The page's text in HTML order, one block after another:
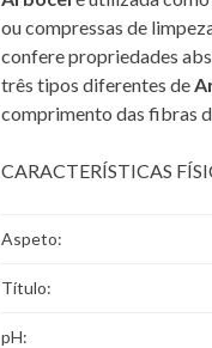
ou compressas de
confere propriedades
três tipos diferentes de
comprimento das fibras
CARACTERÍSTICAS
Aspeto:
Título:
pH: